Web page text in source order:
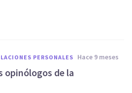
PERSONALES hace 9 meses
opinólogos de la